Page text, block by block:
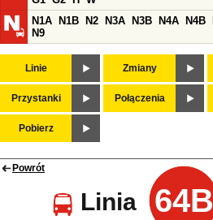
N1A
N1B N2 N3A N3B N4A N4B
N9
Linie Zmiany
Przystanki Połączenia
Pobierz
Powrót
Linia 64B